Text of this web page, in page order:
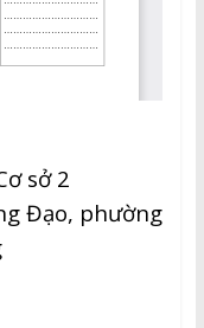
sở 2
Đạo, phường